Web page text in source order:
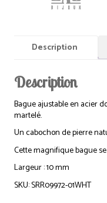
Description
Description
Bague ajustable en acier
martelé.
Un cabochon de pierre
Cette magnifique bague
Largeur : 10 mm
SKU: SRR09972-01WHT